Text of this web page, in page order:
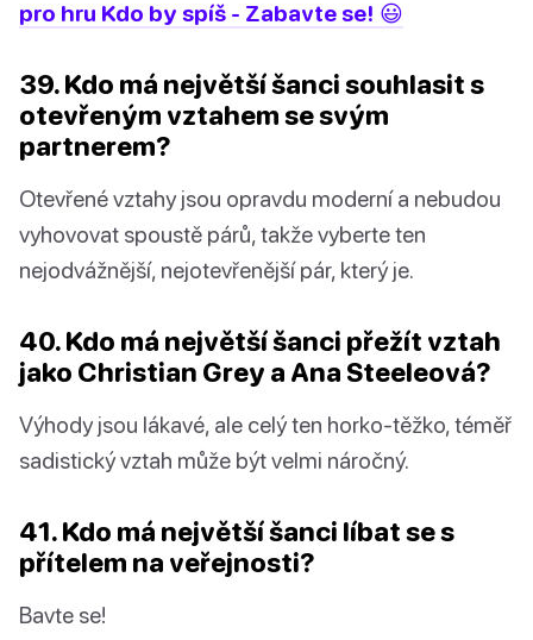
pro hru Kdo by spíš - Zabavte se! 😃
39. Kdo má největší šanci souhlasit s
otevřeným vztahem se svým
partnerem?
Otevřené vztahy jsou opravdu moderní a nebudou
vyhovovat spoustě párů, takže vyberte ten
nejodvážnější, nejotevřenější pár, který je.
40. Kdo má největší šanci přežít vztah
jako Christian Grey a Ana Steeleová?
Výhody jsou lákavé, ale celý ten horko-těžko, téměř
sadistický vztah může být velmi náročný.
41. Kdo má největší šanci líbat se s
přítelem na veřejnosti?
Bavte se!